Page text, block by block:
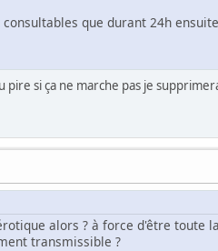
que durant 24h
si ça ne marche pas je
alors ? à force d'être toute
transmissible ?